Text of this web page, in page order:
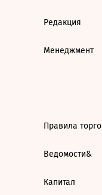
Редакция
Менеджмент
Правила
Ведомости&
Капитал